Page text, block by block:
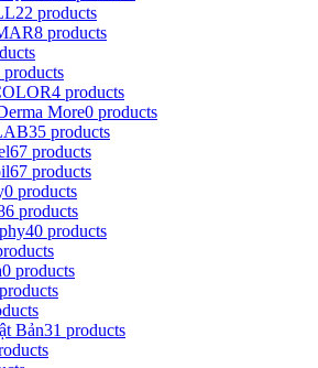
22 products
8 products
products
4 products
More0 products
35 products
67 products
67 products
0 products
products
40 products
0 products
Bản31 products